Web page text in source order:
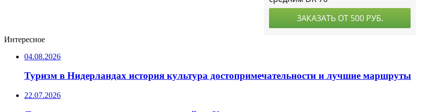
Интересное
04.08.2026
Туризм в Нидерландах история культура достопримечательности и лучшие маршруты
22.07.2026